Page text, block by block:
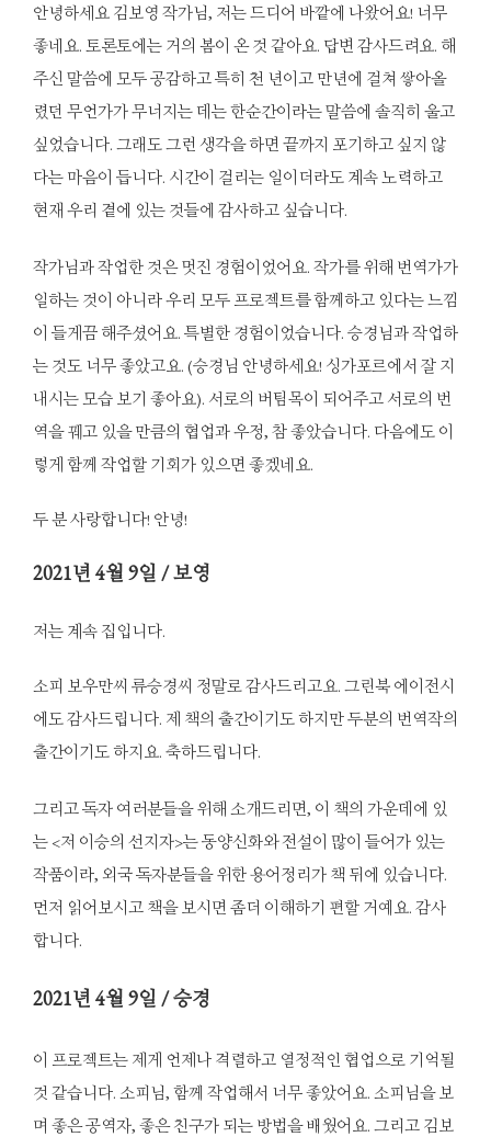
안녕하세요 김보영 작가님, 저는 드디어 바깥에 나왔어요! 너무
좋네요. 토론토에는 거의 봄이 온 것 같아요. 답변 감사드려요. 해
주신 말씀에 모두 공감하고 특히 천 년이고 만년에 걸쳐 쌓아올
렸던 무언가가 무너지는 데는 한순간이라는 말씀에 솔직히 울고
싶었습니다. 그래도 그런 생각을 하면 끝까지 포기하고 싶지 않
다는 마음이 듭니다. 시간이 걸리는 일이더라도 계속 노력하고
현재 우리 곁에 있는 것들에 감사하고 싶습니다.
작가님과 작업한 것은 멋진 경험이었어요. 작가를 위해 번역가가
일하는 것이 아니라 우리 모두 프로젝트를 함께하고 있다는 느낌
이 들게끔 해주셨어요. 특별한 경험이었습니다. 승경님과 작업하
는 것도 너무 좋았고요. (승경님 안녕하세요! 싱가포르에서 잘 지
내시는 모습 보기 좋아요). 서로의 버팀목이 되어주고 서로의 번
역을 꿰고 있을 만큼의 협업과 우정, 참 좋았습니다. 다음에도 이
렇게 함께 작업할 기회가 있으면 좋겠네요.
두 분 사랑합니다! 안녕!
2021년 4월 9일 / 보영
저는 계속 집입니다.
소피 보우만씨 류승경씨 정말로 감사드리고요. 그린북 에이전시
에도 감사드립니다. 제 책의 출간이기도 하지만 두분의 번역작의
출간이기도 하지요. 축하드립니다.
그리고 독자 여러분들을 위해 소개드리면, 이 책의 가운데에 있
는 <저 이승의 선지자>는 동양신화와 전설이 많이 들어가 있는
작품이라, 외국 독자분들을 위한 용어정리가 책 뒤에 있습니다.
먼저 읽어보시고 책을 보시면 좀더 이해하기 편할 거예요. 감사
합니다.
2021년 4월 9일 / 승경
이 프로젝트는 제게 언제나 격렬하고 열정적인 협업으로 기억될
것 같습니다. 소피님, 함께 작업해서 너무 좋았어요. 소피님을 보
며 좋은 공역자, 좋은 친구가 되는 방법을 배웠어요. 그리고 김보